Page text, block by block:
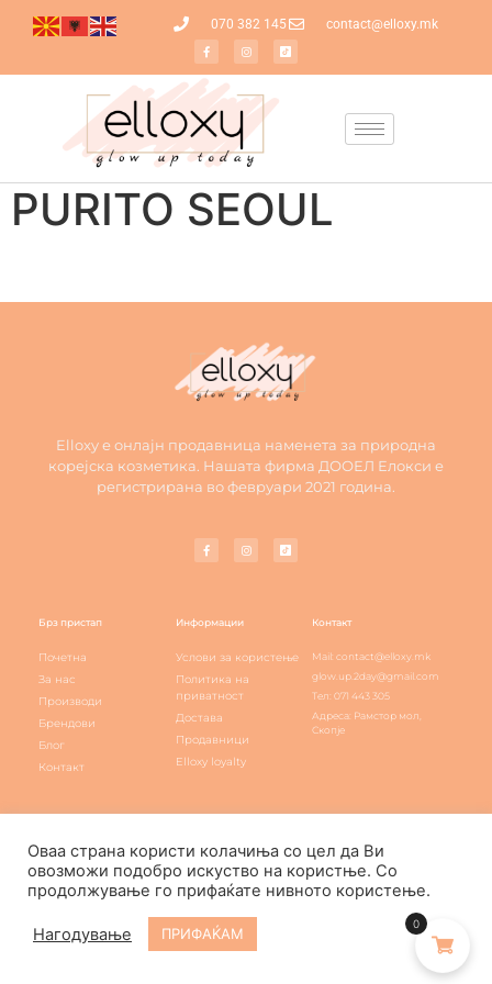
070 382 145 contact@elloxy.mk
PURITO SEOUL
Elloxy е онлајн продавница наменета за природна
корејска козметика. Нашата фирма ДООЕЛ Елокси е
регистрирана во февруари 2021 година.
Брз пристап
Почетна
За нас
Производи
Брендови
Блог
Контакт
Информации
Услови за користење
Политика на
приватност
Достава
Продавници
Elloxy loyalty
Контакт
Mail: contact@elloxy.mk
glow.up.2day@gmail.com
Тел: 071 443 305
Адреса: Рамстор мол,
Скопје
Elloxy Cosmetic © All rights reserved
Оваа страна користи колачиња со цел да Ви
овозможи подобро искуство на користње. Со
продолжување го прифаќате нивното користење.
Нагодување ПРИФАЌАМ
0